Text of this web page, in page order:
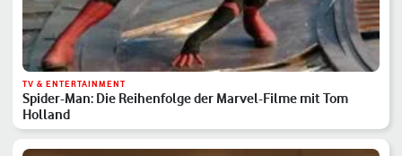
TV & ENTERTAINMENT
Spider-Man: Die Reihenfolge der Marvel-Filme mit Tom
Holland